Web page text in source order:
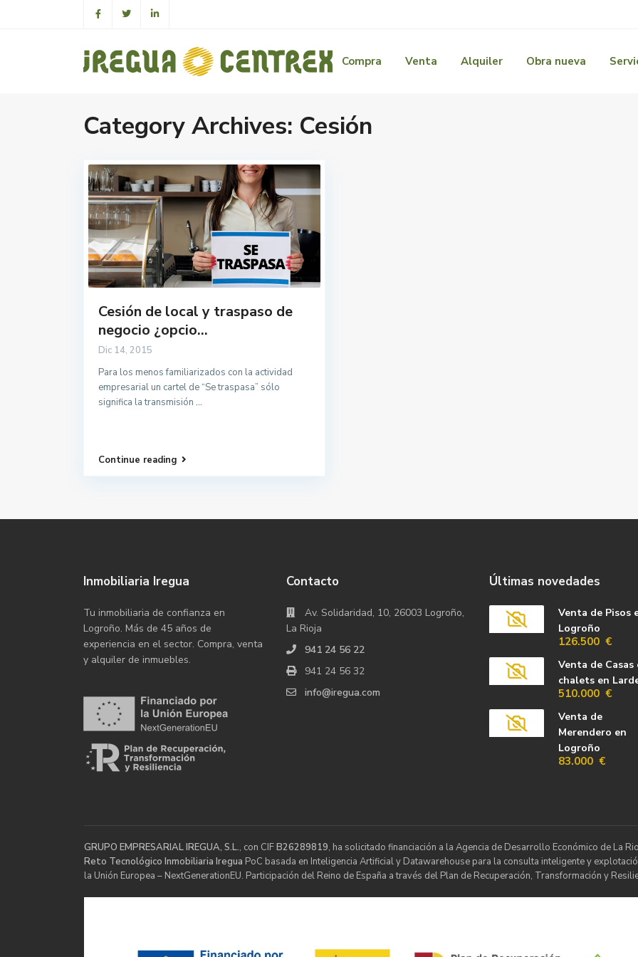
Compra Venta Alquiler Obra nueva
Category Archives: Cesión
Cesión de local y traspaso de
negocio ¿opcio...
Dic 14, 2015
Para los menos familiarizados con la actividad
empresarial un cartel de “Se traspasa” sólo
significa la transmisión ...
Continue reading
Inmobiliaria Iregua
Tu inmobiliaria de confianza en
Logroño. Más de 45 años de
experiencia en el sector. Compra, venta
y alquiler de inmuebles.
Contacto
Av. Solidaridad, 10, 26003 Logroño,
La Rioja
941 24 56 22
941 24 56 32
info@iregua.com
Últimas novedades
Venta de Pisos
Logroño
126.500 €
Venta de Casas
chalets en
510.000 €
Venta de
Merendero en
Logroño
83.000 €
GRUPO EMPRESARIAL IREGUA, S.L., con CIFB26289819, ha solicitado financiación a la Agencia de Desarrollo Económico de La
Reto Tecnológico Inmobiliaria Iregua PoC basada en Inteligencia Artificial y Datawarehouse para la consulta inteligente y
la Unión Europea – NextGenerationEU. Participación del Reino de España a través del Plan de Recuperación, Transformación y